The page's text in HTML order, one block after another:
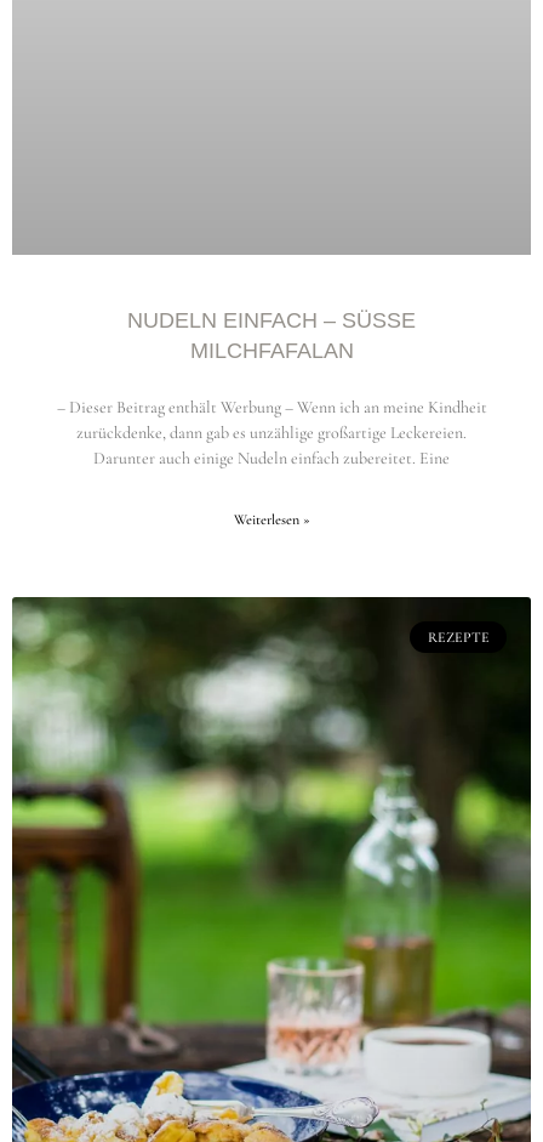
NUDELN EINFACH – SÜSSE M
ILCHFAFALAN
– Dieser Beitrag enthält Werbung – Wenn ich an meine Kindheit
zurückdenke, dann gab es unzählige großartige Leckereien.
Darunter auch einige Nudeln einfach zubereitet. Eine
Weiterlesen »
REZEPTE